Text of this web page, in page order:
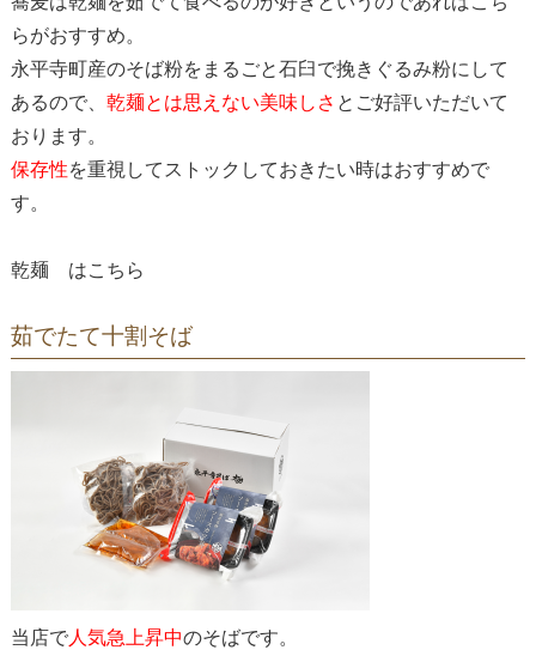
らがおすすめ。
永平寺町産のそば粉をまるごと石臼で挽きぐるみ粉にして
あるので、 乾麺とは思えない美味しさ とご好評いただいて
おります。
保存性を重視してストックしておきたい時はおすすめで
す。
乾麺 はこちら
茹でたて十割そば
当店で人気急上昇中のそばです。